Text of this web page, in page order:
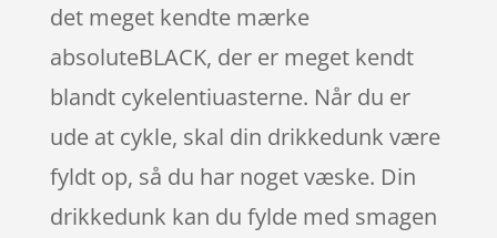
det meget kendte mærke
absoluteBLACK, der er meget kendt
blandt cykelentiuasterne. Når du er
ude at cykle, skal din drikkedunk være
fyldt op, så du har noget væske. Din
drikkedunk kan du fylde med smagen